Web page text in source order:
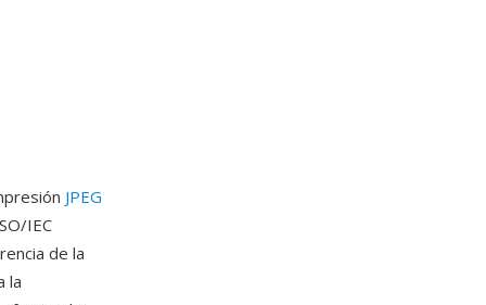
JPEG
IEC
de la
la